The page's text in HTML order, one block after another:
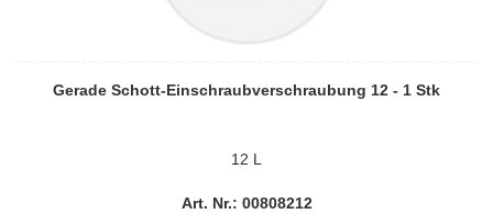
Gerade Schott-Einschraubverschraubung 12 - 1 Stk
12 L
Art. Nr.: 00808212